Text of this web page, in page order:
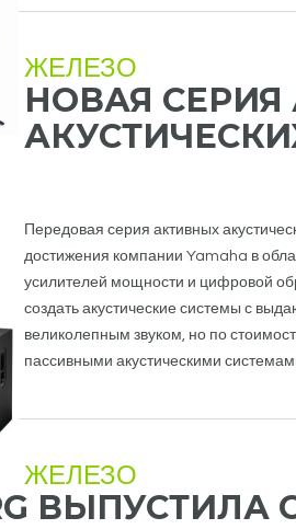
ЖЕЛЕЗО
НОВАЯ
Передовая серия активных
достижения компании Yamaha в
усилителей мощности и цифровой
создать акустические системы с
великолепным звуком, но по
пассивными акустическими
ЖЕЛЕЗО
ВЫПУСТИЛА